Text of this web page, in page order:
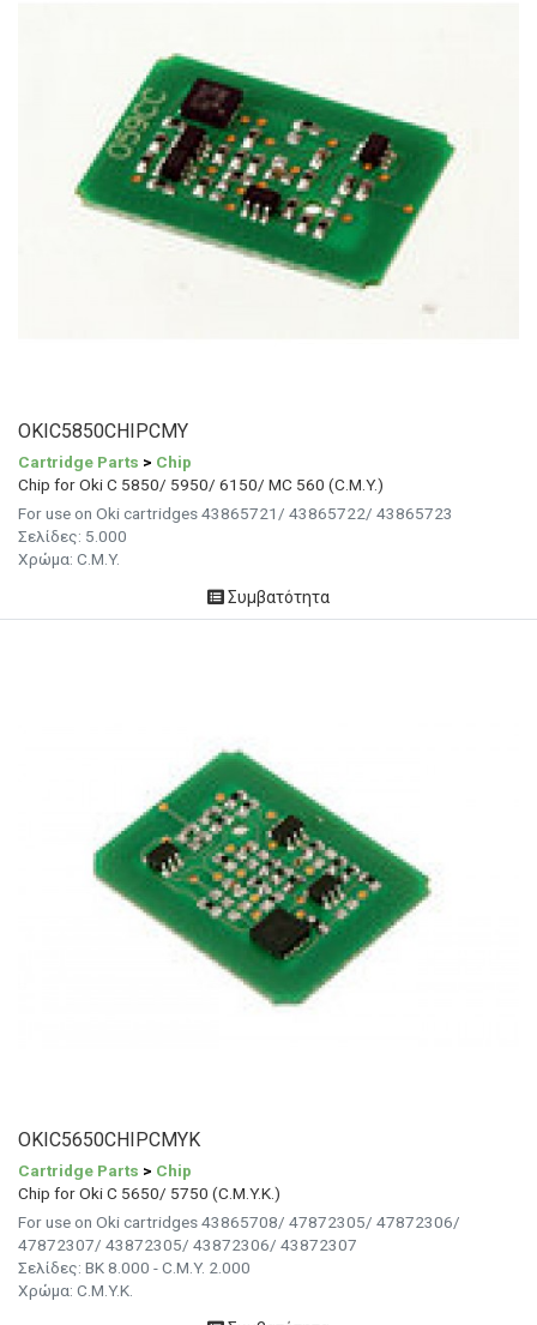
OKIC5850CHIPCMY
Cartridge Parts > Chip
Chip for Oki C 5850/ 5950/ 6150/ MC 560 (C.M.Y.)
For use on Oki cartridges 43865721/ 43865722/ 43865723
Σελίδες: 5.000
Χρώμα: C.M.Y.
Συμβατότητα
OKIC5650CHIPCMYK
Cartridge Parts > Chip
Chip for Oki C 5650/ 5750 (C.M.Y.K.)
For use on Oki cartridges 43865708/ 47872305/ 47872306/
47872307/ 43872305/ 43872306/ 43872307
Σελίδες: BK 8.000 - C.M.Y. 2.000
Χρώμα: C.M.Y.K.